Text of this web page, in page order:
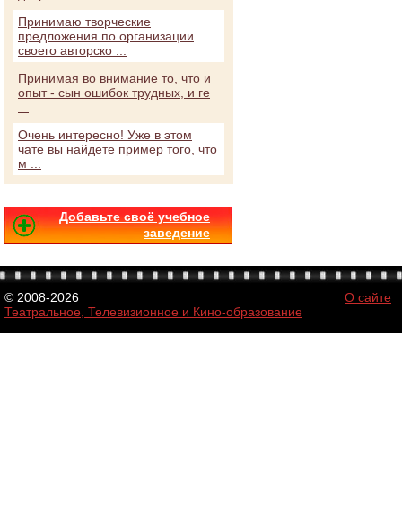
Принимаю творческие
предложения по организации
своего авторско ...
Принимая во внимание то, что и
опыт - сын ошибок трудных, и ге
Очень интересно! Уже в этом
чате вы найдете пример того, что
м ...
Добавьте своё учебное
заведение
© 2008-2026
Театральное, Телевизионное и Кино-образование
О сайте